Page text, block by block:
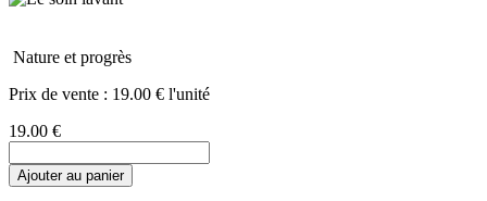
Nature et progrès
Prix de vente : 19.00 € l'unité
19.00 €
Ajouter au panier